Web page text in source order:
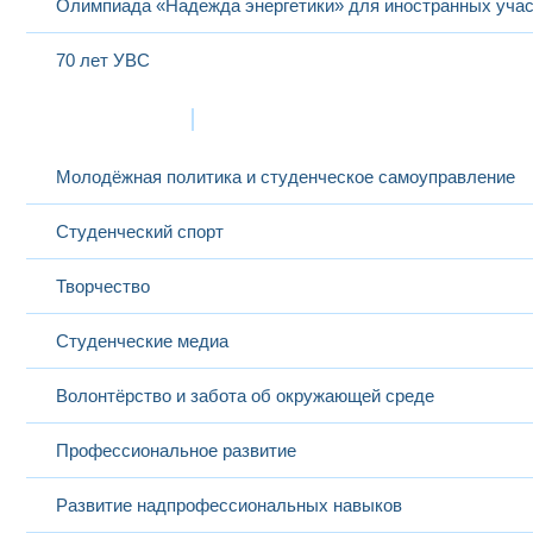
Олимпиада «Надежда энергетики» для иностранных
70 лет УВС
Молодёжная политика и студенческое самоуправление
Студенческий спорт
Творчество
Студенческие медиа
Волонтёрство и забота об окружающей среде
Профессиональное развитие
Развитие надпрофессиональных навыков